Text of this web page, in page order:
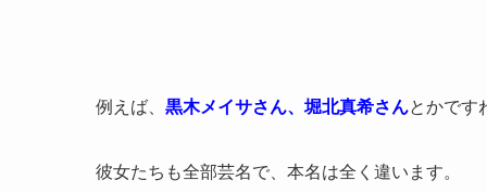
例えば、 黒木メイサさん、堀北真希さんとかです
彼女たちも全部芸名で、本名は全く違います。